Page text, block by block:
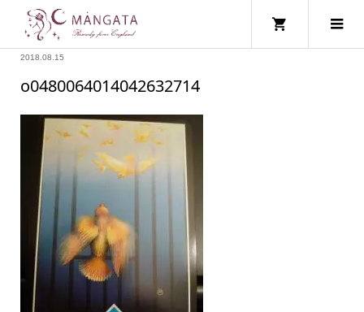
2018.08.15
o0480064014042632714